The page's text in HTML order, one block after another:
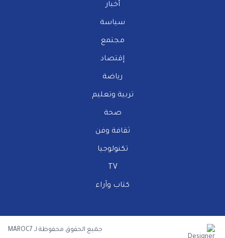
أخبار
سياسة
مجتمع
إقتصاد
رياضة
تربية وتعليم
صحة
ثقافة وفن
تكنولوجيا
TV
كتاب وآراء
جميع الحقوق محفوظة لـ MAROC7